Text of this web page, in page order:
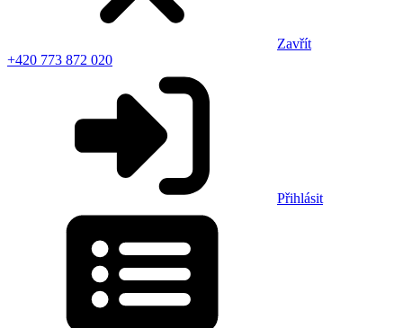
Zavřít
+420 773 872 020
Přihlásit